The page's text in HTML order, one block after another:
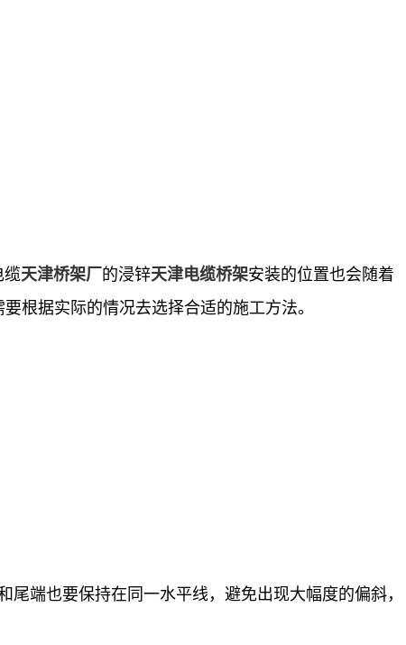
天津桥架厂的浸锌天津电缆桥架安装的位置也会随着
根据实际的情况去选择合适的施工方法。
端也要保持在同一水平线，避免出现大幅度的偏斜，